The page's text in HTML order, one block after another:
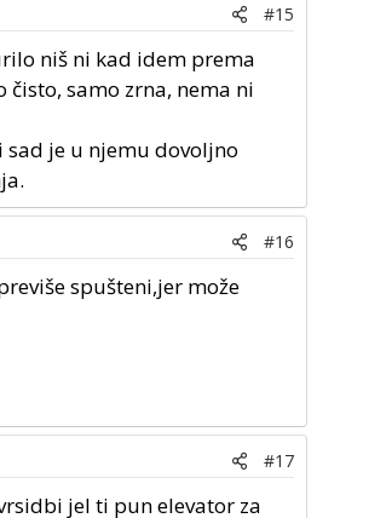
#15
niš ni kad idem prema
samo zrna, nema ni
sad je u njemu dovoljno
#16
spušteni,jer može
#17
jel ti pun elevator za